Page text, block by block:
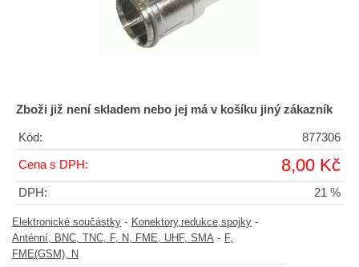
Zboži již není skladem nebo jej má v košíku jiný zákazník
Kód: 877306
Cena s DPH: 8,00 Kč
DPH: 21 %
Elektronické součástky - Konektory,redukce,spojky -
Anténní, BNC, TNC, F, N, FME, UHF, SMA - F,
FME(GSM), N